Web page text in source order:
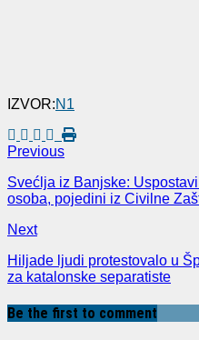
IZVOR:N1
Previous
Svećlja iz Banjske:
osoba, pojedini iz Civilne
Next
Hiljade ljudi protestovalo u
za katalonske separatiste
Be the first to comment